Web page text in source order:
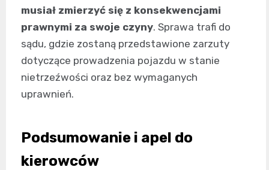
musiał zmierzyć się z konsekwencjami
prawnymi za swoje czyny. Sprawa trafi do
sądu, gdzie zostaną przedstawione zarzuty
dotyczące prowadzenia pojazdu w stanie
nietrzeźwości oraz bez wymaganych
uprawnień.
Podsumowanie i apel do
kierowców